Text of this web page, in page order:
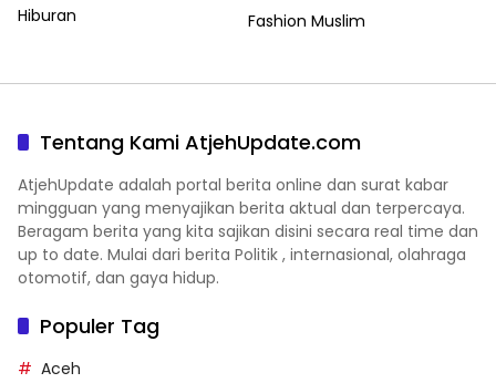
Hiburan
Fashion Muslim
Tentang Kami AtjehUpdate.com
AtjehUpdate adalah portal berita online dan surat kabar
mingguan yang menyajikan berita aktual dan terpercaya.
Beragam berita yang kita sajikan disini secara real time dan
up to date. Mulai dari berita Politik , internasional, olahraga
otomotif, dan gaya hidup.
Populer Tag
Aceh